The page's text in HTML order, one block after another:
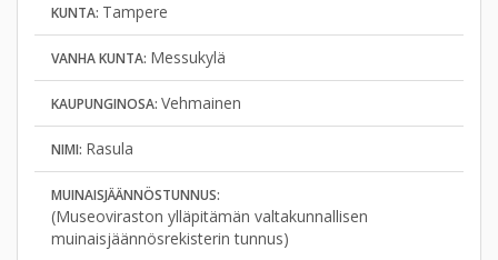
KUNTA: Tampere
VANHA KUNTA: Messukylä
KAUPUNGINOSA: Vehmainen
NIMI: Rasula
MUINAISJÄÄNNÖSTUNNUS:
(Museoviraston ylläpitämän valtakunnallisen
muinaisjäännösrekisterin tunnus)